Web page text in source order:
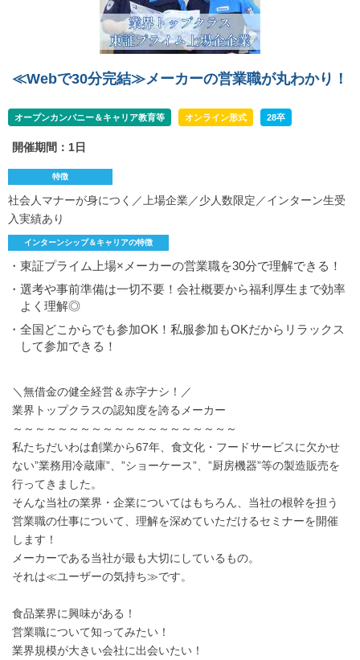
≪Webで30分完結≫メーカーの営業職が丸わかり！
オープンカンパニー＆キャリア教育等 オンライン形式 28卒
開催期間：1日
特徴
社会人マナーが身につく／上場企業／少人数限定／インターン生受
入実績あり
インターンシップ＆キャリアの特徴
・東証プライム上場×メーカーの営業職を30分で理解できる！
・選考や事前準備は一切不要！会社概要から福利厚生まで効率
よく理解◎
・全国どこからでも参加OK！私服参加もOKだからリラックス
して参加できる！
＼無借金の健全経営＆赤字ナシ！／
業界トップクラスの認知度を誇るメーカー
～～～～～～～～～～～～～～～～～～～～
私たちだいわは創業から67年、食文化・フードサービスに欠かせ
ない”業務用冷蔵庫”、”ショーケース”、”厨房機器”等の製造販売を
行ってきました。
そんな当社の業界・企業についてはもちろん、当社の根幹を担う
営業職の仕事について、理解を深めていただけるセミナーを開催
します！
メーカーである当社が最も大切にしているもの。
それは≪ユーザーの気持ち≫です。
食品業界に興味がある！
営業職について知ってみたい！
業界規模が大きい会社に出会いたい！